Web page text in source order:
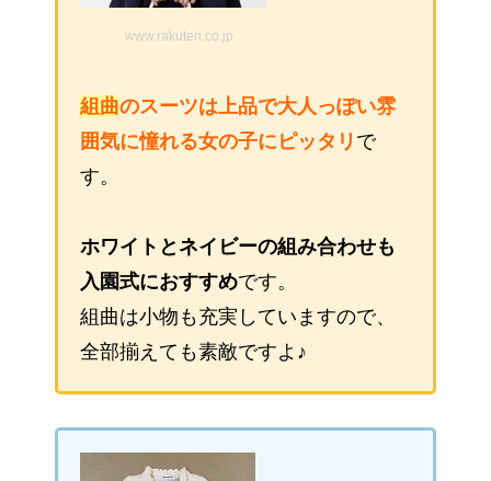
www.rakuten.co.jp
組曲のスーツは上品で大人っぽい雰
囲気に憧れる女の子にピッタリ で
す。
ホワイトとネイビーの組み合わせも
入園式におすすめです。
組曲は小物も充実していますので、
全部揃えても素敵ですよ♪